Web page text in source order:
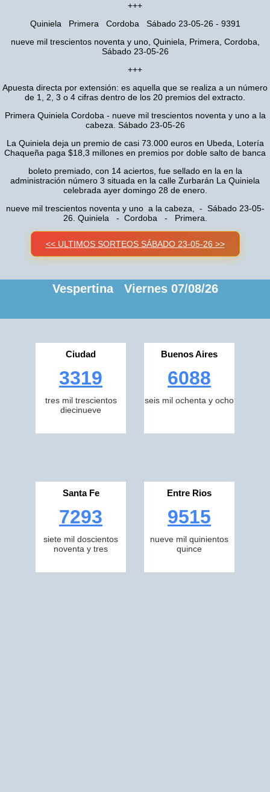
+++
Quiniela Primera Cordoba Sábado 23-05-26 - 9391
nueve mil trescientos noventa y uno, Quiniela, Primera, Cordoba,
Sábado 23-05-26
+++
Apuesta directa por extensión: es aquella que se realiza a un número
de 1, 2, 3 o 4 cifras dentro de los 20 premios del extracto.
Primera Quiniela Cordoba - nueve mil trescientos noventa y uno a la
cabeza. Sábado 23-05-26
La Quiniela deja un premio de casi 73.000 euros en Ubeda, Lotería
Chaqueña paga $18,3 millones en premios por doble salto de banca
boleto premiado, con 14 aciertos, fue sellado en la en la
administración número 3 situada en la calle Zurbarán La Quiniela
celebrada ayer domingo 28 de enero.
nueve mil trescientos noventa y uno a la cabeza, - Sábado 23-05-
26. Quiniela - Cordoba - Primera.
<< ULTIMOS SORTEOS SÁBADO 23-05-26 >>
Vespertina Viernes 07/08/26
Ciudad
3319
tres mil trescientos
diecinueve
Buenos Aires
6088
seis mil ochenta y ocho
Santa Fe
7293
siete mil doscientos
noventa y tres
Entre Rios
9515
nueve mil quinientos
quince